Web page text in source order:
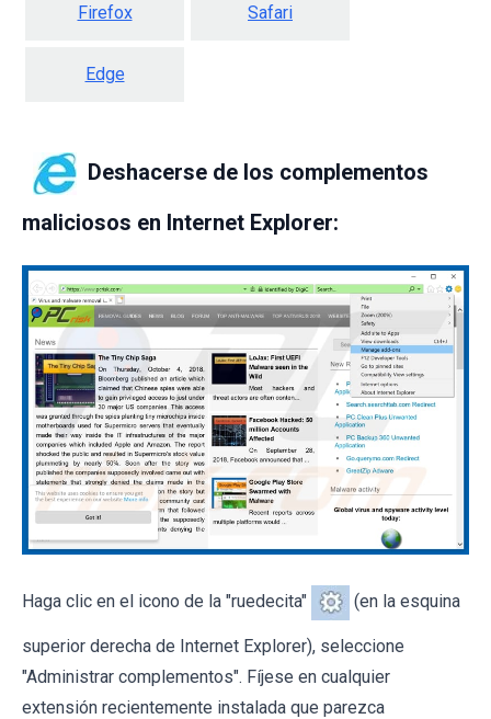
Firefox Safari
Edge
Deshacerse de los complementos
maliciosos en Internet Explorer:
Haga clic en el icono de la "ruedecita" (en la esquina
superior derecha de Internet Explorer), seleccione
"Administrar complementos". Fíjese en cualquier
extensión recientemente instalada que parezca